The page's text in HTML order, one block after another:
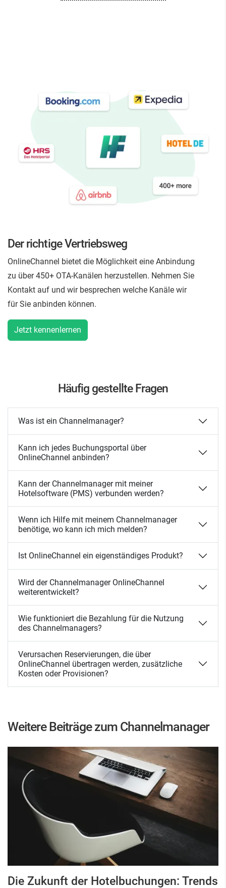
Der richtige Vertriebsweg
OnlineChannel bietet die Möglichkeit eine Anbindung
zu über 450+ OTA-Kanälen herzustellen. Nehmen Sie
Kontakt auf und wir besprechen welche Kanäle wir
für Sie anbinden können.
Jetzt kennenlernen
Häufig gestellte Fragen
Was ist ein Channelmanager?
Kann ich jedes Buchungsportal über
OnlineChannel anbinden?
Kann der Channelmanager mit meiner
Hotelsoftware (PMS) verbunden werden?
Wenn ich Hilfe mit meinem Channelmanager
benötige, wo kann ich mich melden?
Ist OnlineChannel ein eigenständiges Produkt?
Wird der Channelmanager OnlineChannel
weiterentwickelt?
Wie funktioniert die Bezahlung für die Nutzung
des Channelmanagers?
Verursachen Reservierungen, die über
OnlineChannel übertragen werden, zusätzliche
Kosten oder Provisionen?
Weitere Beiträge zum Channelmanager
Die Zukunft der Hotelbuchungen: Trends